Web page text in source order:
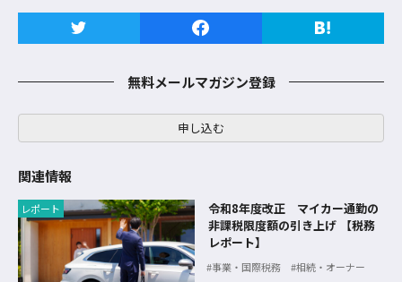
無料メールマガジン登録
申し込む
関連情報
レポート
令和8年度改正 マイカー通勤の
非課税限度額の引き上げ 【税務
レポート】
事業・国際税務 相続・オーナー